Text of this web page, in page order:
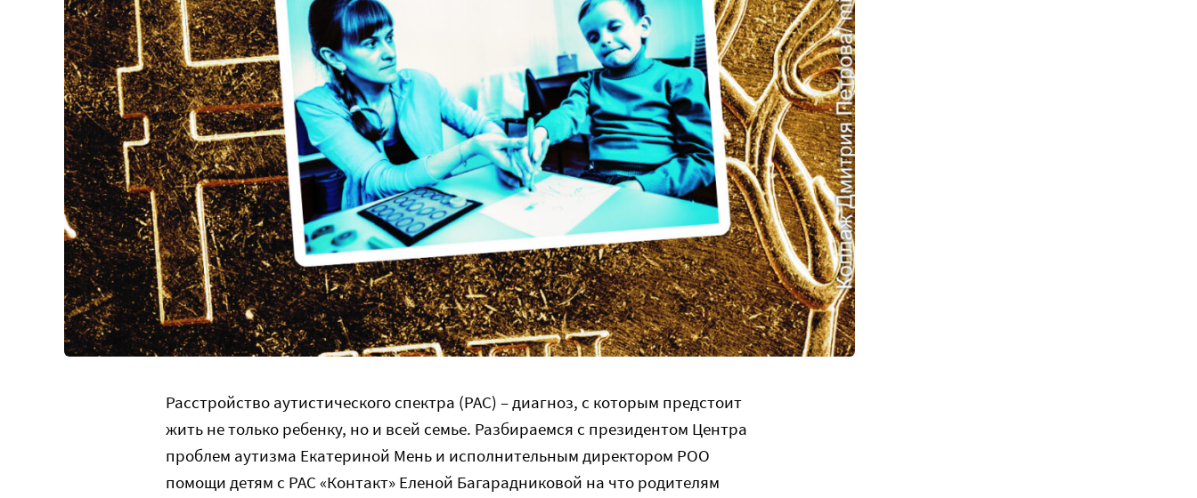
Расстройство аутистического спектра (РАС) – диагноз, с которым предстоит
жить не только ребенку, но и всей семье. Разбираемся с президентом Центра
проблем аутизма Екатериной Мень и исполнительным директором РОО
помощи детям с РАС «Контакт» Еленой Багарадниковой на что родителям